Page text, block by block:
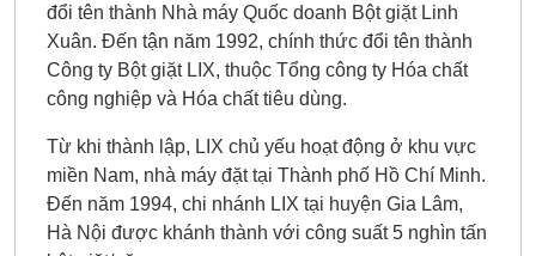
đổi tên thành Nhà máy Quốc doanh Bột giặt Linh
Xuân. Đến tận năm 1992, chính thức đổi tên thành
Công ty Bột giặt LIX, thuộc Tổng công ty Hóa chất
công nghiệp và Hóa chất tiêu dùng.
Từ khi thành lập, LIX chủ yếu hoạt động ở khu vực
miền Nam, nhà máy đặt tại Thành phố Hồ Chí Minh.
Đến năm 1994, chi nhánh LIX tại huyện Gia Lâm,
Hà Nội được khánh thành với công suất 5 nghìn tấn